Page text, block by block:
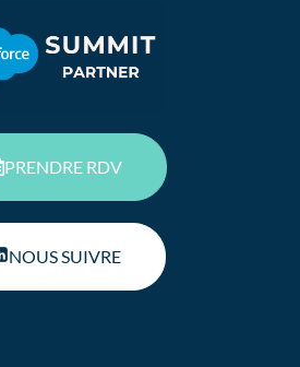
PRENDRE RDV
NOUS SUIVRE